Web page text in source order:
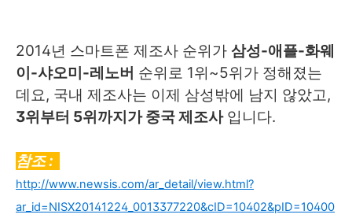
2014년 스마트폰 제조사 순위가 삼성-애플-화웨
이-샤오미-레노버 순위로 1위~5위가 정해졌는
데요, 국내 제조사는 이제 삼성밖에 남지 않았고,
3위부터 5위까지가 중국 제조사입니다.
참조 :
http://www.newsis.com/ar_detail/view.html?
ar_id=NISX20141224_0013377220&cID=10402&pID=10400